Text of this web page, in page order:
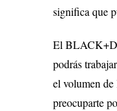
significa que
El
podrás
el volumen de
preocuparte